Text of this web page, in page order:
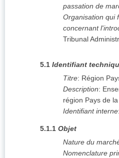
passation de
Organisation qui
concernant
Tribunal
5.1 Identifiant
Titre: Région
Description:
région Pays de
Identifiant interne:
5.1.1 Objet
Nature du
Nomenclature